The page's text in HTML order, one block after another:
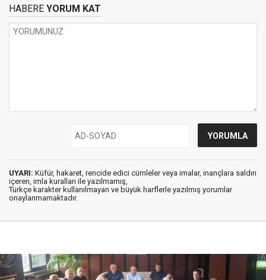
HABERE YORUM KAT
UYARI: Küfür, hakaret, rencide edici cümleler veya imalar, inançlara saldırı
içeren, imla kuralları ile yazılmamış,
Türkçe karakter kullanılmayan ve büyük harflerle yazılmış yorumlar
onaylanmamaktadır.